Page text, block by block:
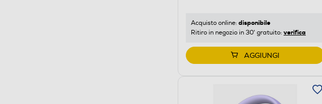
Acquisto online: disponibile
Ritiro in negozio in 30' gratuito: verifica
AGGIUNGI